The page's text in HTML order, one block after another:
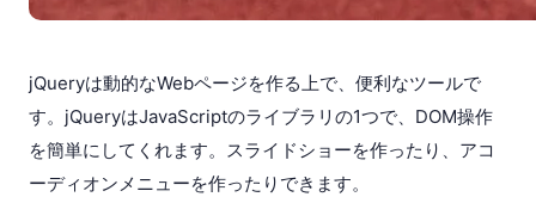
jQueryは動的なWebページを作る上で、便利なツールで
す。jQueryはJavaScriptのライブラリの1つで、DOM操作
を簡単にしてくれます。スライドショーを作ったり、アコ
ーディオンメニューを作ったりできます。